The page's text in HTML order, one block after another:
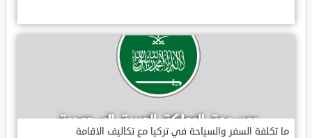
ما تكلفة السفر والسياحة في تركيا مع تكاليف الاقامة